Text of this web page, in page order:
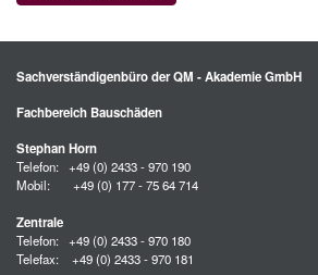
Sachverständigenbüro der QM - Akademie GmbH
Fachbereich Bauschäden
Stephan Horn
Telefon: +49 (0) 2433 - 970 190
Mobil: +49 (0) 177 - 75 64 714
Zentrale
Telefon: +49 (0) 2433 - 970 180
Telefax: +49 (0) 2433 - 970 181